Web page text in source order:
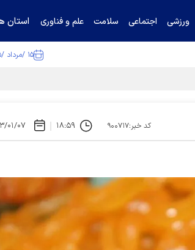
ورزشی اجتماعی سلامت علم و فناوری استان
۱۵ /مرداد /۱۴۰۵
کد خبر:۹۰۰۷۱۷ ۱۸:۵۹ ۱۴۰۳/